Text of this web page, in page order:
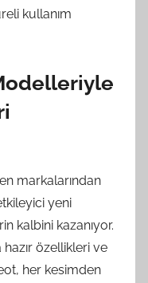
kullanım
markalarından
yeni
kalbini kazanıyor.
hazır özellikleri ve
her kesimden